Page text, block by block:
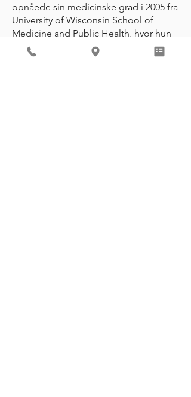
opnåede sin medicinske grad i 2005 fra
University of Wisconsin School of
Medicine and Public Health, hvor hun
blev tildelt Donald Worden Memorial
Scholarship for fremragende